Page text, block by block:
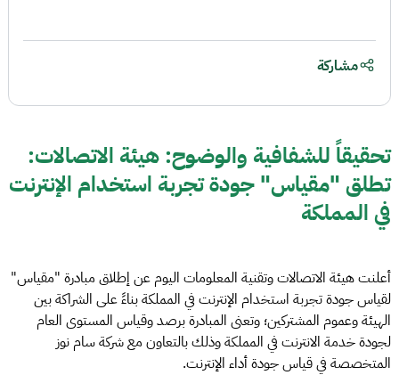
تحقيقاً للشفافية والوضوح: هيئة الاتصالات:
تطلق "مقياس" جودة تجربة استخدام الإنترنت
في المملكة
أعلنت هيئة الاتصالات وتقنية المعلومات اليوم عن إطلاق مبادرة "مقياس"
لقياس جودة تجربة استخدام الإنترنت في المملكة بناءً على الشراكة بين
الهيئة وعموم المشتركين؛ وتعنى المبادرة برصد وقياس المستوى العام
لجودة خدمة الانترنت في المملكة وذلك بالتعاون مع شركة سام نوز
المتخصصة في قياس جودة أداء الإنترنت.
مشاركة